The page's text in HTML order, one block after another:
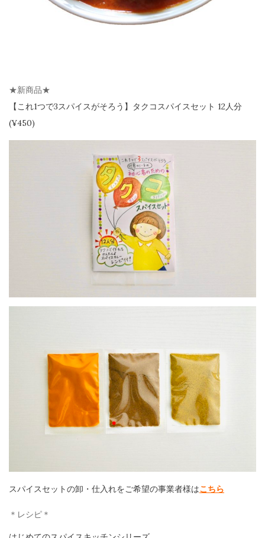
★新商品★
【これ1つで3スパイスがそろう】
タクコスパイスセット 12人分
(¥450)
スパイスセットの卸・仕入れをご希望の事業者様はこちら
＊レシピ＊